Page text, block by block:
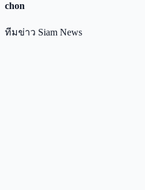
chon
ทีมข่าว Siam News